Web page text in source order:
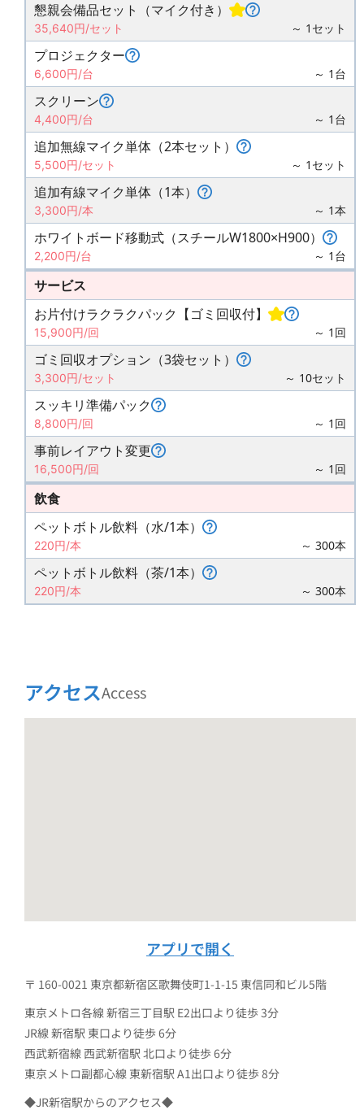
懇親会備品セット（マイク付き）
35,640円/セット ～ 1セット
プロジェクター
6,600円/台 ～ 1台
スクリーン
4,400円/台 ～ 1台
追加無線マイク単体（2本セット）
5,500円/セット ～ 1セット
追加有線マイク単体（1本）
3,300円/本 ～ 1本
ホワイトボード移動式（スチールW1800×H900）
2,200円/台 ～ 1台
サービス
お片付けラクラクパック【ゴミ回収付】
15,900円/回 ～ 1回
ゴミ回収オプション（3袋セット）
3,300円/セット ～ 10セット
スッキリ準備パック
8,800円/回 ～ 1回
事前レイアウト変更
16,500円/回 ～ 1回
飲食
ペットボトル飲料（水/1本）
220円/本 ～ 300本
ペットボトル飲料（茶/1本）
220円/本 ～ 300本
アクセスAccess
アプリで開く
〒 160-0021 東京都新宿区歌舞伎町1-1-15 東信同和ビル5階
東京メトロ各線 新宿三丁目駅 E2出口より徒歩 3分
JR線 新宿駅 東口より徒歩 6分
西武新宿線 西武新宿駅 北口より徒歩 6分
東京メトロ副都心線 東新宿駅 A1出口より徒歩 8分
◆JR新宿駅からのアクセス◆